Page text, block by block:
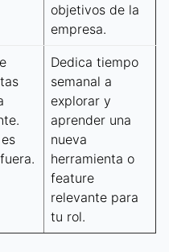
objetivos de la
empresa.
Dedica tiempo
semanal a
explorar y
aprender una
nueva
herramienta o
feature
relevante para
tu rol.